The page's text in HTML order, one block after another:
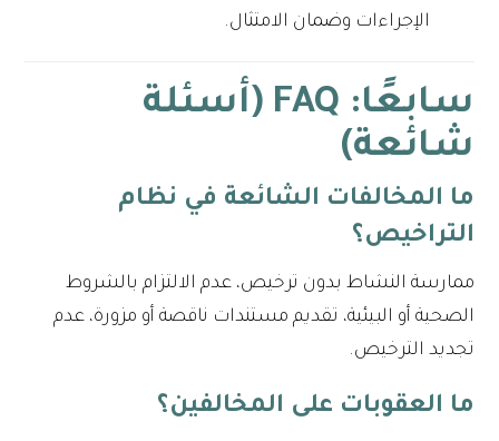
الإجراءات وضمان الامتثال.
سابعًا: FAQ (أسئلة
شائعة)
ما المخالفات الشائعة في نظام
التراخيص؟
ممارسة النشاط بدون ترخيص، عدم الالتزام بالشروط
الصحية أو البيئية، تقديم مستندات ناقصة أو مزورة، عدم
تجديد الترخيص.
ما العقوبات على المخالفين؟